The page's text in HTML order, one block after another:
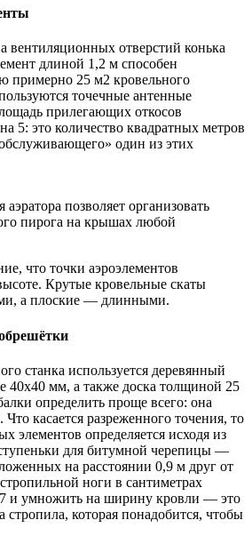
вентиляционных отверстий конька
длиной 1,2 м способен
примерно 25 м2 кровельного
точечные антенные
прилегающих откосов
5: это количество квадратных метров
один из этих
позволяет организовать
пирога на крышах любой
что точки аэроэлементов
Крутые кровельные скаты
а плоские — длинными.
станка используется деревянный
40х40 мм, а также доска толщиной 25
определить проще всего: она
касается разреженного точения, то
элементов определяется исходя из
для битумной черепицы —
на расстоянии 0,9 м друг от
ноги в сантиметрах
и умножить на ширину кровли — это
стропила, которая понадобится, чтобы